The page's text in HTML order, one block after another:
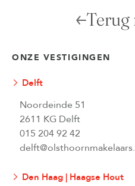
Terug
ONZE VESTIGINGEN
Delft
Noordeinde 51
2611 KG Delft
015 204 92 42
Den Haag | Haagse Hout